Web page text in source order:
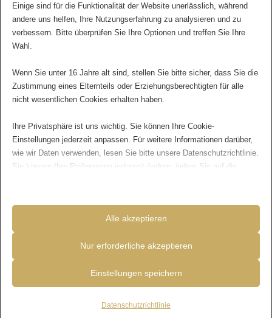
Richtig Bewertungen auf
Google verwalten
In der heutigen digitalen Welt sind Google
Bewertungen zu einem unverzichtbaren
Bestandteil des Geschäftsbetriebs geworden. Sie
Einige sind für die Funktionalität der Website unerlässlich, während
andere uns helfen, Ihre Nutzungserfahrung zu analysieren und zu
verbessern. Bitte überprüfen Sie Ihre Optionen und treffen Sie Ihre
Wahl.
Wenn Sie unter 16 Jahre alt sind, stellen Sie bitte sicher, dass Sie die
Zustimmung eines Elternteils oder Erziehungsberechtigten für alle
nicht wesentlichen Cookies erhalten haben.
Ihre Privatsphäre ist uns wichtig. Sie können Ihre Cookie-
Einstellungen jederzeit anpassen. Für weitere Informationen darüber,
wie wir Daten verwenden, lesen Sie bitte unsere Datenschutzrichtlinie.
Sie können Ihre Präferenzen jederzeit ändern, indem Sie auf die
Beachten Sie, dass das Deaktivieren bestimmter Arten von Cookies
Ihr Erlebnis auf der Website und die von uns angebotenen Dienste
beeinträchtigen kann.
Essenzielle Cookies und Dienste ermöglichen grundlegende
Website erforderlich. Diese Cookies und Dienste erfordern keine
Alle akzeptieren
Nur erforderliche akzeptieren
Einstellungen speichern
Datenschutzrichtlinie